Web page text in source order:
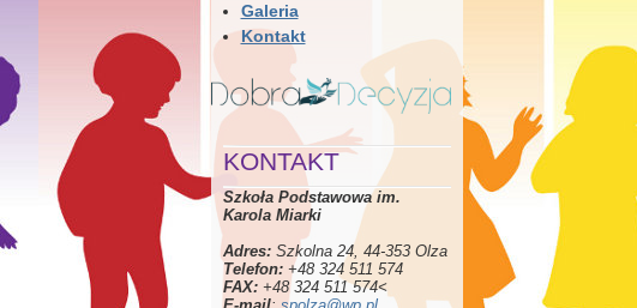
Galeria
Kontakt
KONTAKT
Szkoła Podstawowa im.
Karola Miarki
Adres: Szkolna 24, 44-353 Olza
Telefon:+48 324 511 574
FAX:+48 324 511 574<